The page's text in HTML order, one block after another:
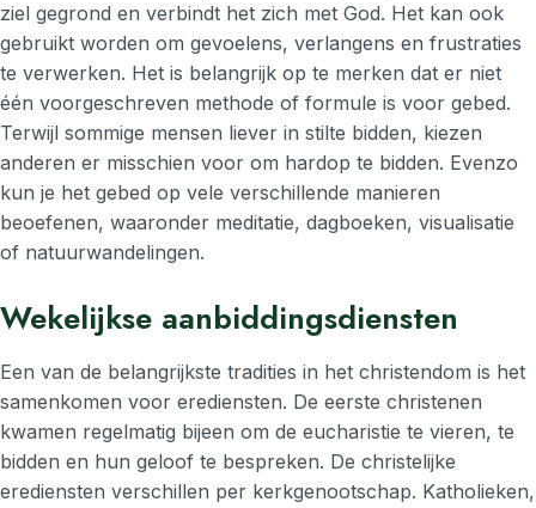
ziel gegrond en verbindt het zich met God. Het kan ook
gebruikt worden om gevoelens, verlangens en frustraties
te verwerken. Het is belangrijk op te merken dat er niet
één voorgeschreven methode of formule is voor gebed.
Terwijl sommige mensen liever in stilte bidden, kiezen
anderen er misschien voor om hardop te bidden. Evenzo
kun je het gebed op vele verschillende manieren
beoefenen, waaronder meditatie, dagboeken, visualisatie
of natuurwandelingen.
Wekelijkse aanbiddingsdiensten
Een van de belangrijkste tradities in het christendom is het
samenkomen voor erediensten. De eerste christenen
kwamen regelmatig bijeen om de eucharistie te vieren, te
bidden en hun geloof te bespreken. De christelijke
erediensten verschillen per kerkgenootschap. Katholieken,